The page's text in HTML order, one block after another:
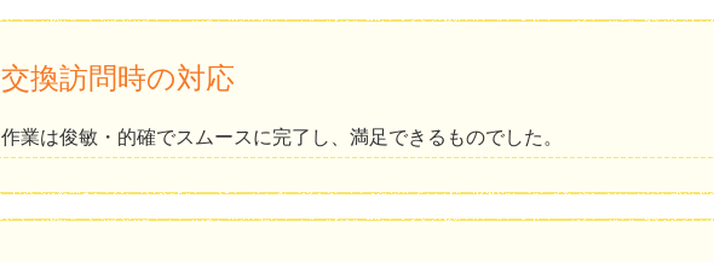
交換訪問時の対応
作業は俊敏・的確でスムースに完了し、満足できるものでした。